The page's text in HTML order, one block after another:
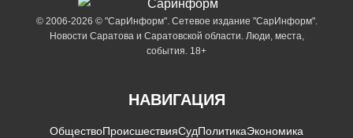
© 2006-2026 © "СарИнформ". Сетевое издание "СарИнформ".
Новости Саратова и Саратовской области. Люди, места,
события. 18+
НАВИГАЦИЯ
ОбществоПроисшествияСудПолитикаЭкономика